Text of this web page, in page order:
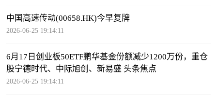
中国高速传动(00658.HK)今早复牌
2026-06-25 19:14:11
6月17日创业板50ETF鹏华基金份额减少1200万份，重仓
股宁德时代、中际旭创、新易盛 头条焦点
2026-06-25 19:14:11